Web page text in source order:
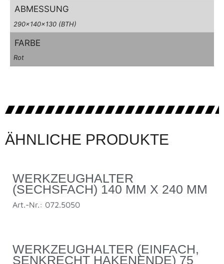
ABMESSUNG
290x140x130 (BTH)
FARBE
Rot
ÄHNLICHE PRODUKTE
WERKZEUGHALTER
(SECHSFACH) 140 MM X 240 MM
Art.-Nr.: 072.5050
WERKZEUGHALTER (EINFACH,
SENKRECHT HAKENENDE) 75